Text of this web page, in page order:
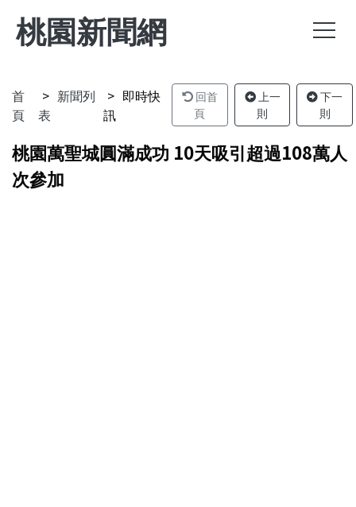
桃園新聞網
首
頁
新聞列
表
即時快
訊
回首
頁
上一
則
下一
則
桃園萬聖城圓滿成功 10天吸引超過108萬人
次參加